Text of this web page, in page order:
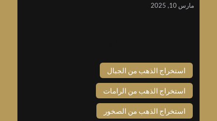
مارس 10, 2025
استخراج الذهب من الجبال
استخراج الذهب من الرامات
استخراج الذهب من الصخور